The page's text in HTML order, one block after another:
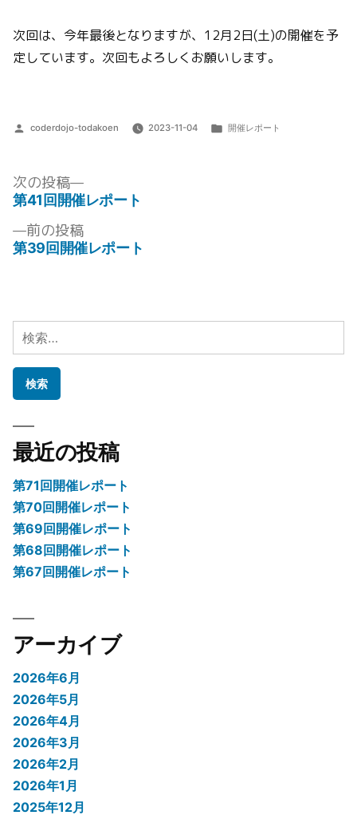
次回は、今年最後となりますが、12月2日(土)の開催を予
定しています。次回もよろしくお願いします。
投
coderdojo-todakoen 2023-11-04
カ
開催レポート
投
稿
ナ
ゲ
シ
ョ
前の投稿前
の
第39回開催レポート
次の投稿
次
の
稿:
第41回開催レポート
検
索:
最近の投稿
第71回開催レポート
第70回開催レポート
第69回開催レポート
第68回開催レポート
第67回開催レポート
アーカイブ
2026年6月
2026年5月
2026年4月
2026年3月
2026年2月
2026年1月
2025年12月